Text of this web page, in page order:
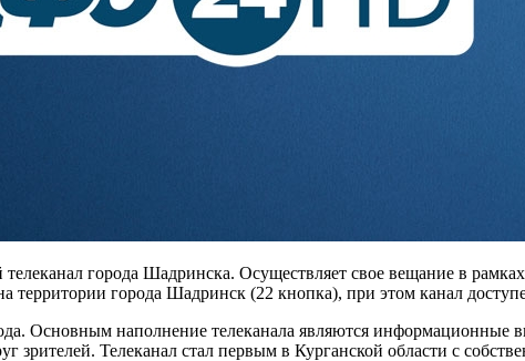
города Шадринска. Осуществляет свое вещание в
территории города Шадринск (22 кнопка), при этом канал
Основным наполнение телеканала являются информационные
зрителей. Телеканал стал первым в Курганской области с